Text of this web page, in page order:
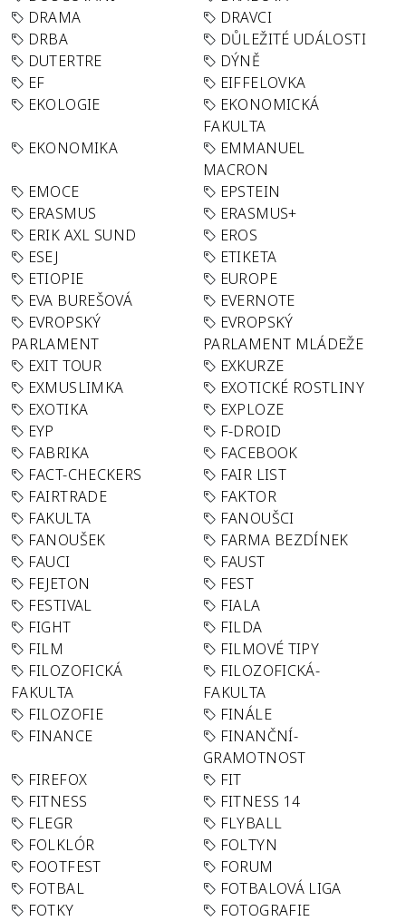
DRAMA
DRAVCI
DRBA
DŮLEŽITÉ UDÁLOSTI
DUTERTRE
DÝNĚ
EF
EIFFELOVKA
EKOLOGIE
EKONOMICKÁ
FAKULTA
EKONOMIKA
EMMANUEL
MACRON
EMOCE
EPSTEIN
ERASMUS
ERASMUS+
ERIK AXL SUND
EROS
ESEJ
ETIKETA
ETIOPIE
EUROPE
EVA BUREŠOVÁ
EVERNOTE
EVROPSKÝ
PARLAMENT
EVROPSKÝ
PARLAMENT MLÁDEŽE
EXIT TOUR
EXKURZE
EXMUSLIMKA
EXOTICKÉ ROSTLINY
EXOTIKA
EXPLOZE
EYP
F-DROID
FABRIKA
FACEBOOK
FACT-CHECKERS
FAIR LIST
FAIRTRADE
FAKTOR
FAKULTA
FANOUŠCI
FANOUŠEK
FARMA BEZDÍNEK
FAUCI
FAUST
FEJETON
FEST
FESTIVAL
FIALA
FIGHT
FILDA
FILM
FILMOVÉ TIPY
FILOZOFICKÁ
FAKULTA
FILOZOFICKÁ-
FAKULTA
FILOZOFIE
FINÁLE
FINANCE
FINANČNÍ-
GRAMOTNOST
FIREFOX
FIT
FITNESS
FITNESS 14
FLEGR
FLYBALL
FOLKLÓR
FOLTYN
FOOTFEST
FORUM
FOTBAL
FOTBALOVÁ LIGA
FOTKY
FOTOGRAFIE